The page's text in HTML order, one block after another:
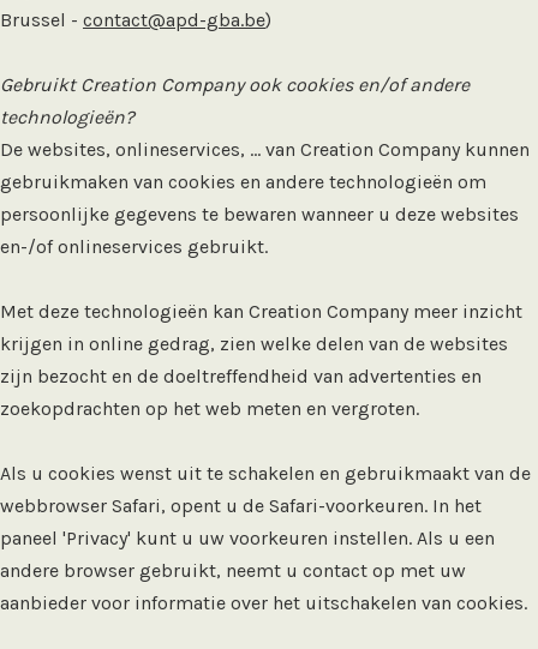
Brussel - contact@apd-gba.be)
Gebruikt Creation Company ook cookies en/of andere
technologieën?
De websites, onlineservices, … van Creation Company kunnen
gebruikmaken van cookies en andere technologieën om
persoonlijke gegevens te bewaren wanneer u deze websites
en-/of onlineservices gebruikt.
Met deze technologieën kan Creation Company meer inzicht
krijgen in online gedrag, zien welke delen van de websites
zijn bezocht en de doeltreffendheid van advertenties en
zoekopdrachten op het web meten en vergroten.
Als u cookies wenst uit te schakelen en gebruikmaakt van de
webbrowser Safari, opent u de Safari-voorkeuren. In het
paneel 'Privacy' kunt u uw voorkeuren instellen. Als u een
andere browser gebruikt, neemt u contact op met uw
aanbieder voor informatie over het uitschakelen van cookies.